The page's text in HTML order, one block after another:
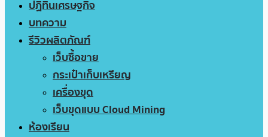
ปฏิทินเศรษฐกิจ
บทความ
รีวิวผลิตภัณฑ์
เว็บซื้อขาย
กระเป๋าเก็บเหรียญ
เครื่องขุด
เว็บขุดแบบ Cloud Mining
ห้องเรียน